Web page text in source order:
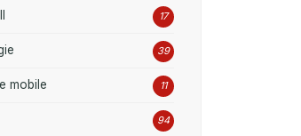
17
39
mobile 11
94